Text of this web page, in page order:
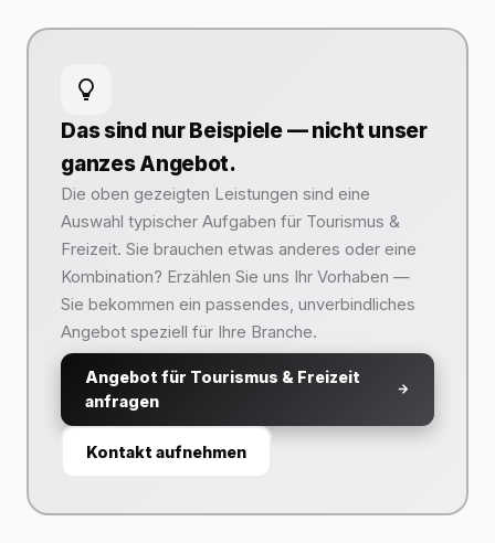
Das sind nur Beispiele — nicht unser
ganzes Angebot.
Die oben gezeigten Leistungen sind eine
Auswahl typischer Aufgaben für Tourismus &
Freizeit. Sie brauchen etwas anderes oder eine
Kombination? Erzählen Sie uns Ihr Vorhaben —
Sie bekommen ein passendes, unverbindliches
Angebot speziell für Ihre Branche.
Angebot für Tourismus & Freizeit
anfragen
Kontakt aufnehmen